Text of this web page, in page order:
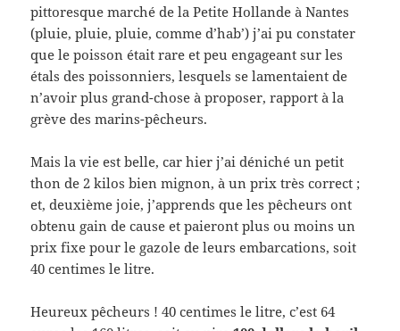
pittoresque marché de la Petite Hollande à Nantes
(pluie, pluie, pluie, comme d’hab’) j’ai pu constater
que le poisson était rare et peu engageant sur les
étals des poissonniers, lesquels se lamentaient de
n’avoir plus grand-chose à proposer, rapport à la
grève des marins-pêcheurs.
Mais la vie est belle, car hier j’ai déniché un petit
thon de 2 kilos bien mignon, à un prix très correct ;
et, deuxième joie, j’apprends que les pêcheurs ont
obtenu gain de cause et paieront plus ou moins un
prix fixe pour le gazole de leurs embarcations, soit
40 centimes le litre.
Heureux pêcheurs ! 40 centimes le litre, c’est 64